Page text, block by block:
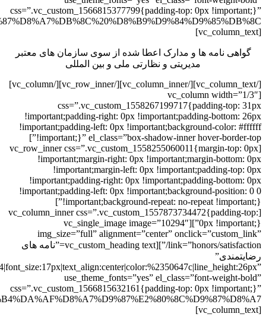
css=”.vc_custom_1566815377799{padding-top: 0px !important;}”
[vc_column_text]
گواهی نامه ها و مدارک اعطا شده از سوی سازمان های معتبر
مدیریتی و نظارتی ملی و بین المللی
[/vc_column_text][/vc_column_inner][/vc_row_inner][/vc_column]
[vc_column width=”1/3″
css=”.vc_custom_1558267199717{padding-top: 31px
!important;padding-right: 0px !important;padding-bottom: 26px
!important;padding-left: 0px !important;background-color: #ffffff
!important;}” el_class=”box-shadow-inner hover-border-top”]
[vc_row_inner css=”.vc_custom_1558255060011{margin-top: 0px
!important;margin-right: 0px !important;margin-bottom: 0px
!important;margin-left: 0px !important;padding-top: 0px
!important;padding-right: 0px !important;padding-bottom: 0px
!important;padding-left: 0px !important;background-position: 0 0
!important;background-repeat: no-repeat !important;}”]
[vc_column_inner css=”.vc_custom_1557873734472{padding-top:
0px !important;}”][vc_single_image image=”10294″
img_size=”full” alignment=”center” onclick=”custom_link”
link=”honors/satisfaction/”][vc_custom_heading text=”نامه های
رضایتمندی”
use_theme_fonts=”yes” el_class=”font-weight-bold”
css=”.vc_custom_1566815632161{padding-top: 0px !important;}”
[vc_column_text]